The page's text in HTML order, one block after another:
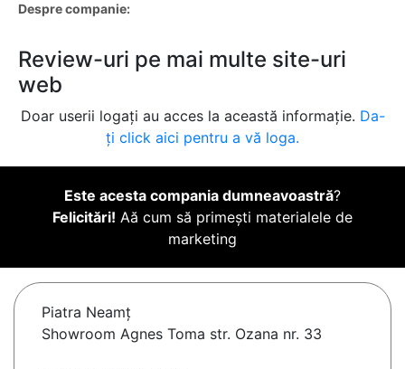
Despre companie:
Review-uri pe mai multe site-uri
web
Doar userii logați au acces la această informație. Da-
ți click aici pentru a vă loga.
Este acesta compania dumneavoastră?
Felicitări! Aă cum să primești materialele de
marketing
Piatra Neamţ
Showroom Agnes Toma str. Ozana nr. 33